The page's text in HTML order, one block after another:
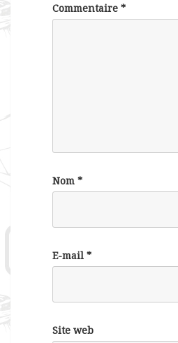
Commentaire *
Nom *
E-mail *
Site web